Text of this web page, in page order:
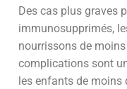
Des cas plus graves
immunosupprimés,
nourrissons de
complications sont
les enfants de